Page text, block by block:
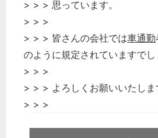
> > > 思っています。
> > >
> > > 皆さんの会社では車通勤
のように規定されていますでし
> > >
> > > よろしくお願いいたしま
> > >